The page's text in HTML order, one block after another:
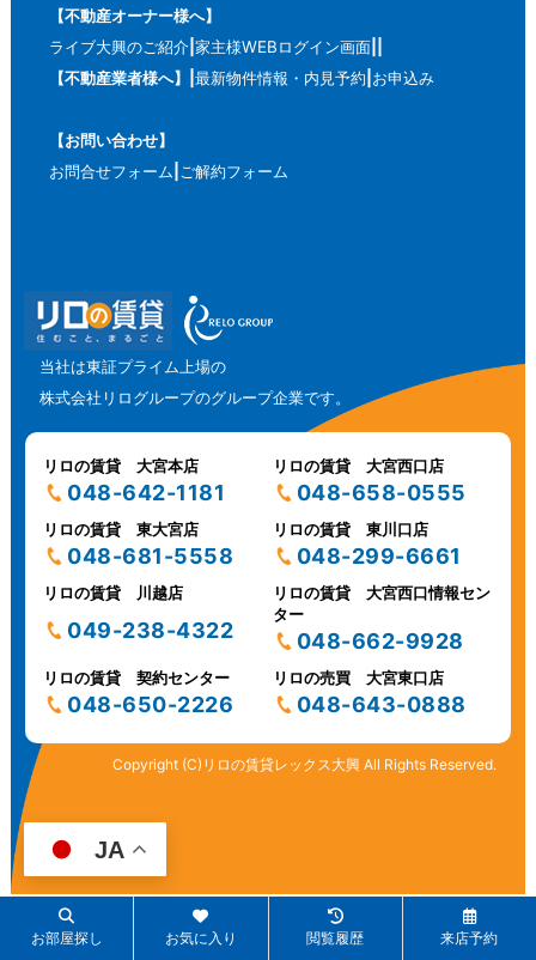
【不動産オーナー様へ】
ライブ大興のご紹介 家主様WEBログイン画面
【不動産業者様へ】
最新物件情報・内見予約 お申込み
【お問い合わせ】
お問合せフォーム ご解約フォーム
当社は東証プライム上場の
株式会社リログループのグループ企業です。
リロの賃貸 大宮本店
048-642-1181
リロの賃貸 大宮西口店
048-658-0555
リロの賃貸 東大宮店
048-681-5558
リロの賃貸 東川口店
048-299-6661
リロの賃貸 川越店
049-238-4322
リロの賃貸 大宮西口情報セン
ター
048-662-9928
リロの賃貸 契約センター
048-650-2226
リロの売買 大宮東口店
048-643-0888
Copyright (C)リロの賃貸レックス大興 All Rights Reserved.
お部屋探し お気に入り 閲覧履歴 来店予約
JA